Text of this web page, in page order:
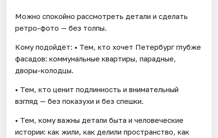
Можно спокойно рассмотреть детали и сделать
ретро-фото — без толпы.
Кому подойдёт: • Тем, кто хочет Петербург глубже
фасадов: коммунальные квартиры, парадные,
дворы-колодцы.
• Тем, кто ценит подлинность и внимательный
взгляд — без показухи и без спешки.
• Тем, кому важны детали быта и человеческие
истории: как жили, как делили пространство, как